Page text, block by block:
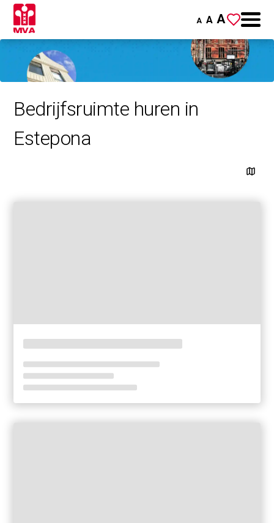
A A A
Bedrijfsruimte huren in
Estepona